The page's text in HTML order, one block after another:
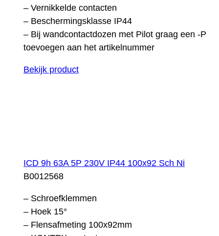
– Vernikkelde contacten
– Beschermingsklasse IP44
– Bij wandcontactdozen met Pilot graag een -P
toevoegen aan het artikelnummer
Bekijk product
ICD 9h 63A 5P 230V IP44 100x92 Sch Ni
B0012568
– Schroefklemmen
– Hoek 15°
– Flensafmeting 100x92mm